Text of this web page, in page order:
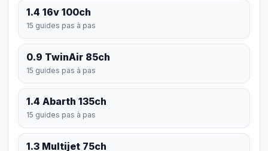
1.4 16v 100ch
15 guides pas à pas
0.9 TwinAir 85ch
15 guides pas à pas
1.4 Abarth 135ch
15 guides pas à pas
1.3 Multijet 75ch